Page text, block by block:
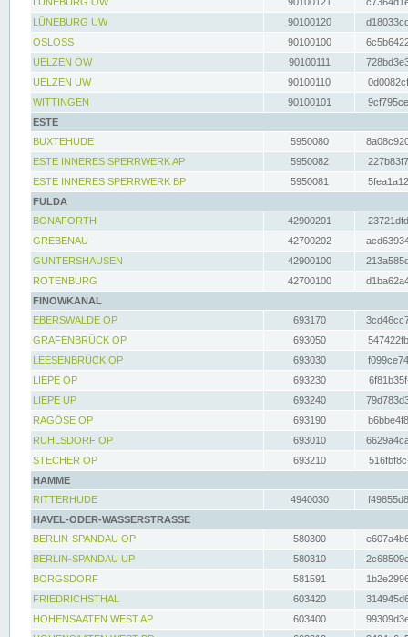
LÜNEBURG UW
90100120
OSLOSS
90100100
UELZEN OW
90100111
UELZEN UW
90100110
WITTINGEN
90100101
ESTE
BUXTEHUDE
5950080
ESTE INNERES SPERRWERK AP
5950082
ESTE INNERES SPERRWERK BP
5950081
FULDA
BONAFORTH
42900201
GREBENAU
42700202
GUNTERSHAUSEN
42900100
ROTENBURG
42700100
FINOWKANAL
EBERSWALDE OP
693170
GRAFENBRÜCK OP
693050
LEESENBRÜCK OP
693030
LIEPE OP
693230
LIEPE UP
693240
RAGÖSE OP
693190
RUHLSDORF OP
693010
STECHER OP
693210
HAMME
RITTERHUDE
4940030
HAVEL-ODER-WASSERSTRASSE
BERLIN-SPANDAU OP
580300
BERLIN-SPANDAU UP
580310
BORGSDORF
581591
FRIEDRICHSTHAL
603420
HOHENSAATEN WEST AP
603400